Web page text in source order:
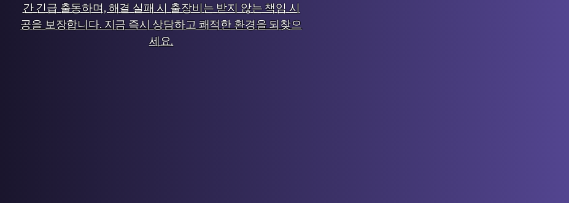
간 긴급 출동하며, 해결 실패 시 출장비는 받지 않는 책임 시
공을 보장합니다. 지금 즉시 상담하고 쾌적한 환경을 되찾으
세요.